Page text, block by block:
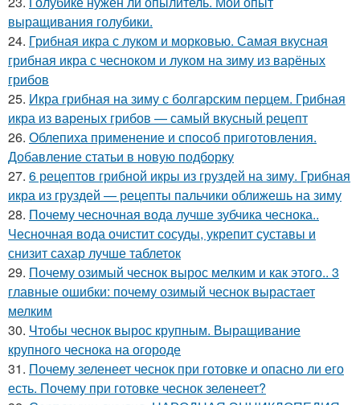
выращивания голубики.
24. Грибная икра с луком и морковью. Самая вкусная
грибная икра с чесноком и луком на зиму из варёных
грибов
25. Икра грибная на зиму с болгарским перцем. Грибная
икра из вареных грибов — самый вкусный рецепт
26. Облепиха применение и способ приготовления.
Добавление статьи в новую подборку
27. 6 рецептов грибной икры из груздей на зиму. Грибная
икра из груздей — рецепты пальчики оближешь на зиму
28. Почему чесночная вода лучше зубчика чеснока..
Чесночная вода очистит сосуды, укрепит суставы и
снизит сахар лучше таблеток
29. Почему озимый чеснок вырос мелким и как этого.. 3
главные ошибки: почему озимый чеснок вырастает
мелким
30. Чтобы чеснок вырос крупным. Выращивание
крупного чеснока на огороде
31. Почему зеленеет чеснок при готовке и опасно ли его
есть. Почему при готовке чеснок зеленеет?